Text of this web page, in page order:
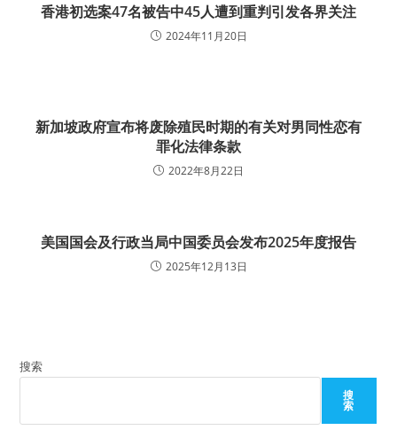
香港初选案47名被告中45人遭到重判引发各界关注
2024年11月20日
新加坡政府宣布将废除殖民时期的有关对男同性恋有
罪化法律条款
2022年8月22日
美国国会及行政当局中国委员会发布2025年度报告
2025年12月13日
搜索
搜
索